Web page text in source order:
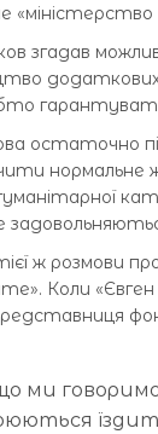
згадав
додаткових
остаточно
ж розмови
Коли
ми